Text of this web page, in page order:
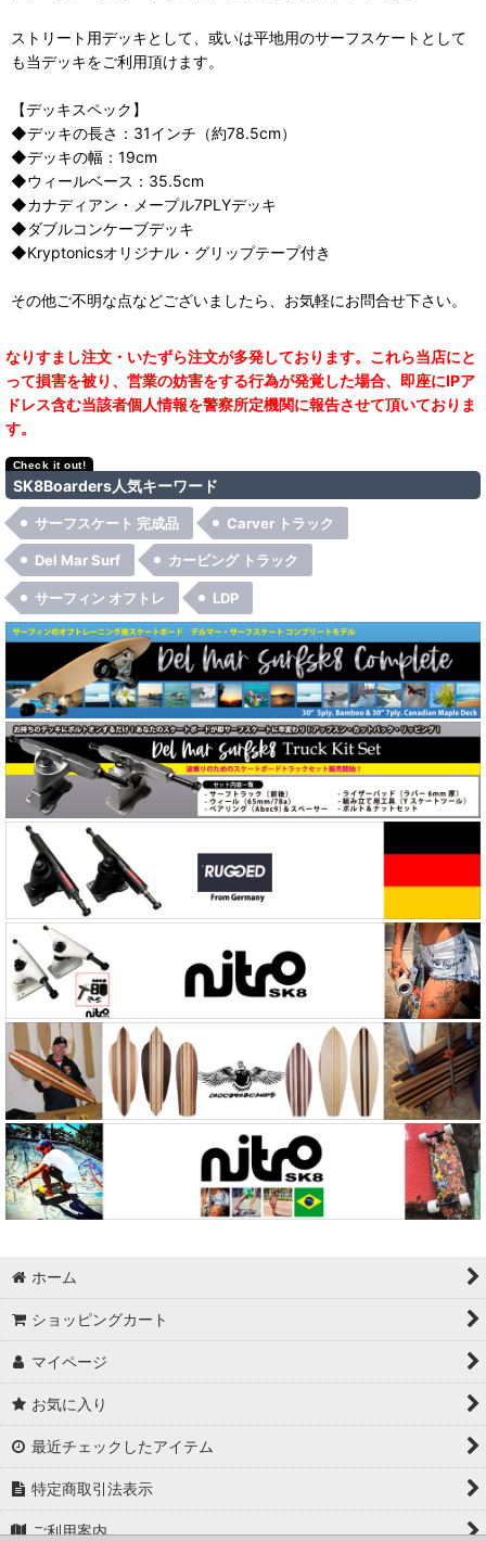
ストリート用デッキとして、或いは平地用のサーフスケートとして
も当デッキをご利用頂けます。
【デッキスペック】
◆デッキの長さ：31インチ（約78.5cm）
◆デッキの幅：19cm
◆ウィールベース：35.5cm
◆カナディアン・メープル7PLYデッキ
◆ダブルコンケーブデッキ
◆Kryptonicsオリジナル・グリップテープ付き
その他ご不明な点などございましたら、お気軽にお問合せ下さい。
なりすまし注文・いたずら注文が多発しております。これら当店にと
って損害を被り、営業の妨害をする行為が発覚した場合、即座にIPア
ドレス含む当該者個人情報を警察所定機関に報告させて頂いておりま
す。
SK8Boarders人気キーワード
サーフスケート 完成品 Carver トラック
Del Mar Surf カービング トラック
サーフィン オフトレ LDP
ホーム
ショッピングカート
マイページ
お気に入り
最近チェックしたアイテム
特定商取引法表示
ご利用案内